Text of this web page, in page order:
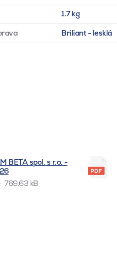
1.7 kg
Briliant - lesklá
BETA spol. s r.o. -
769.63 kB